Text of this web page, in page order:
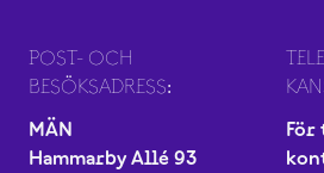
POST- OCH
BESÖKSADRESS:
MÄN
Hammarby Allé 93
För